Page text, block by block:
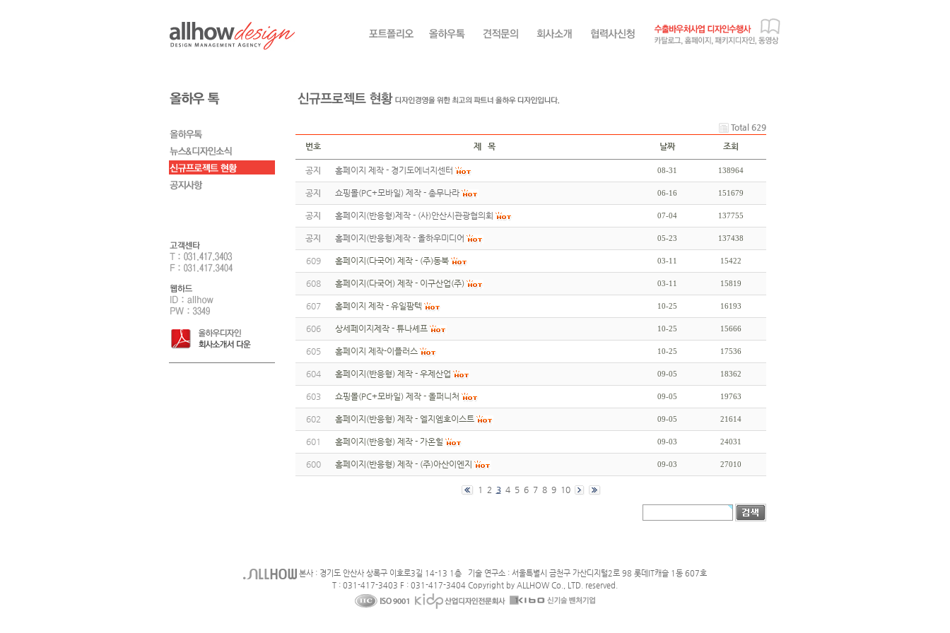
Total 629
번호
제 목 날짜 조회
공지 홈페이지 제작 - 경기도에너지센터 08-31 138964
공지 쇼핑몰(PC+모바일) 제작 - 총무나라 06-16 151679
공지 홈페이지(반응형)제작 - (사)안산시관광협의회 07-04 137755
공지 홈페이지(반응형)제작 - 올하우미디어 05-23 137438
609 홈페이지(다국어) 제작 - (주)동북 03-11 15422
608 홈페이지(다국어) 제작 - 이구산업(주) 03-11 15819
607 홈페이지 제작 - 유일팜텍 10-25 16193
606 상세페이지제작 - 튜나셰프 10-25 15666
605 홈페이지 제작-이플러스 10-25 17536
604 홈페이지(반응형) 제작 - 우제산업 09-05 18362
603 쇼핑몰(PC+모바일) 제작 - 올퍼니처 09-05 19763
602 홈페이지(반응형) 제작 - 엘지엠호이스트 09-05 21614
601 홈페이지(반응형) 제작 - 가온힐 09-03 24031
600 홈페이지(반응형) 제작 - (주)아산이엔지 09-03 27010
1 2 3 4 5 6 7 8 9 10
본사 : 경기도 안산사 상록구 이호로3길 14-13 1층 기술 연구소 : 서울특별시 금천구 가산디지털2로 98 롯데IT캐슬 1동 607호
T : 031-417-3403 F : 031-417-3404 Copyright by ALLHOW Co., LTD. reserved.